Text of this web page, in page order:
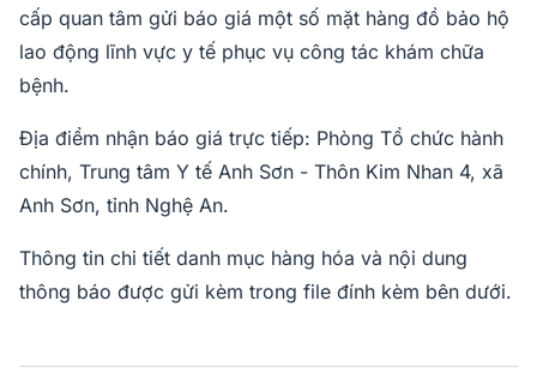
cấp quan tâm gửi báo giá một số mặt hàng đồ bảo hộ
lao động lĩnh vực y tế phục vụ công tác khám chữa
bệnh.
Địa điểm nhận báo giá trực tiếp: Phòng Tổ chức hành
chính, Trung tâm Y tế Anh Sơn - Thôn Kim Nhan 4, xã
Anh Sơn, tỉnh Nghệ An.
Thông tin chi tiết danh mục hàng hóa và nội dung
thông báo được gửi kèm trong file đính kèm bên dưới.